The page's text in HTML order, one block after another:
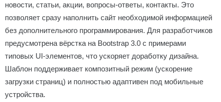
новости, статьи, акции, вопросы-ответы, контакты. Это
позволяет сразу наполнить сайт необходимой информацией
без дополнительного программирования. Для разработчиков
предусмотрена вёрстка на Bootstrap 3.0 с примерами
типовых UI-элементов, что ускоряет доработку дизайна.
Шаблон поддерживает композитный режим (ускорение
загрузки страниц) и полностью адаптивен под мобильные
устройства.